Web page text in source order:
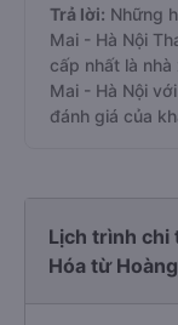
Trả lời: Những
Mai - Hà Nội
cấp nhất là
Mai - Hà Nội
đánh giá của
Lịch trình chi
Hóa từ